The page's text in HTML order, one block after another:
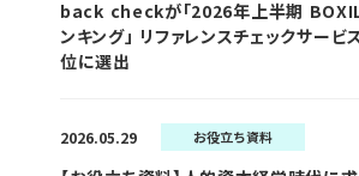
back checkが「2026年上半期
ンキング」 リファレンスチェックサー
位に選出
2026.05.29 お役立ち資料